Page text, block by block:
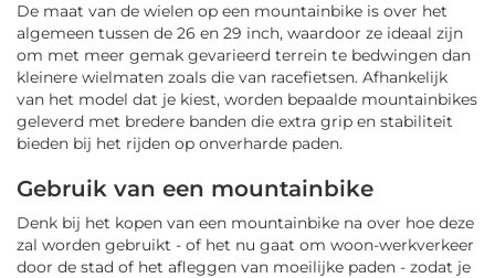
De maat van de wielen op een mountainbike is over het
algemeen tussen de 26 en 29 inch, waardoor ze ideaal zijn
om met meer gemak gevarieerd terrein te bedwingen dan
kleinere wielmaten zoals die van racefietsen. Afhankelijk
van het model dat je kiest, worden bepaalde mountainbikes
geleverd met bredere banden die extra grip en stabiliteit
bieden bij het rijden op onverharde paden.
Gebruik van een mountainbike
Denk bij het kopen van een mountainbike na over hoe deze
zal worden gebruikt - of het nu gaat om woon-werkverkeer
door de stad of het afleggen van moeilijke paden - zodat je